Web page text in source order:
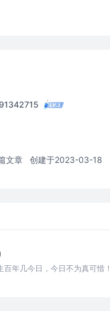
文章 创建于2023-03-18
年几今日，今日不为真可惜